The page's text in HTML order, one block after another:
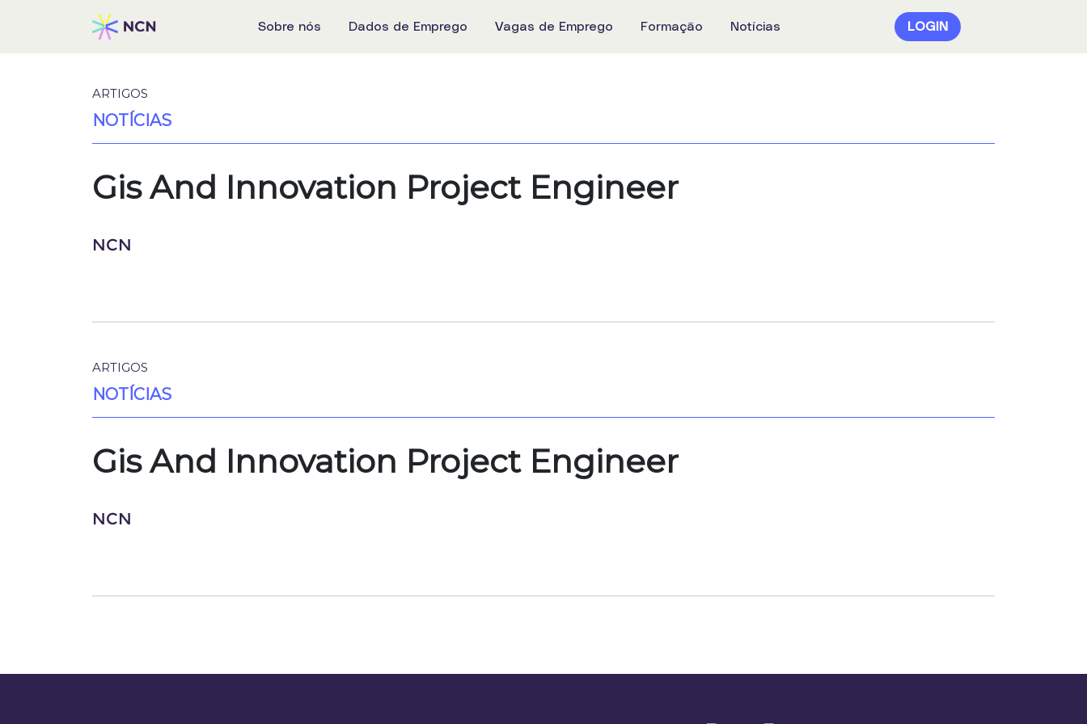
Sobre nós Dados de Emprego Vagas de Emprego Formação Notícias LOGIN
ARTIGOS
NOTÍCIAS
Gis And Innovation Project Engineer
NCN
ARTIGOS
NOTÍCIAS
Gis And Innovation Project Engineer
NCN